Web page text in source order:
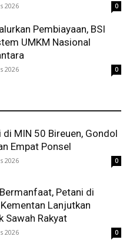
2026 0
Pembiayaan, BSI
UMKM Nasional
2026 0
di MIN 50 Bireuen, Gondol
Empat Ponsel
2026 0
Petani di
Lanjutkan
Sawah Rakyat
2026 0